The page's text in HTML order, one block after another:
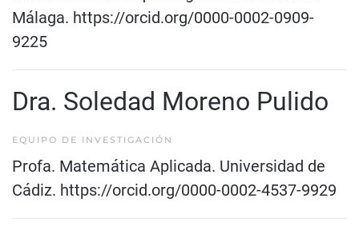
Málaga. https://orcid.org/0000-0002-0909-
9225
Dra. Soledad Moreno Pulido
EQUIPO DE INVESTIGACIÓN
Profa. Matemática Aplicada. Universidad de
Cádiz. https://orcid.org/0000-0002-4537-9929